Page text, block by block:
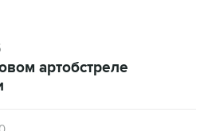
артобстреле